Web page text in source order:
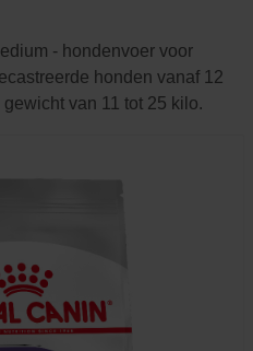
- hondenvoer voor
honden vanaf 12
van 11 tot 25 kilo.